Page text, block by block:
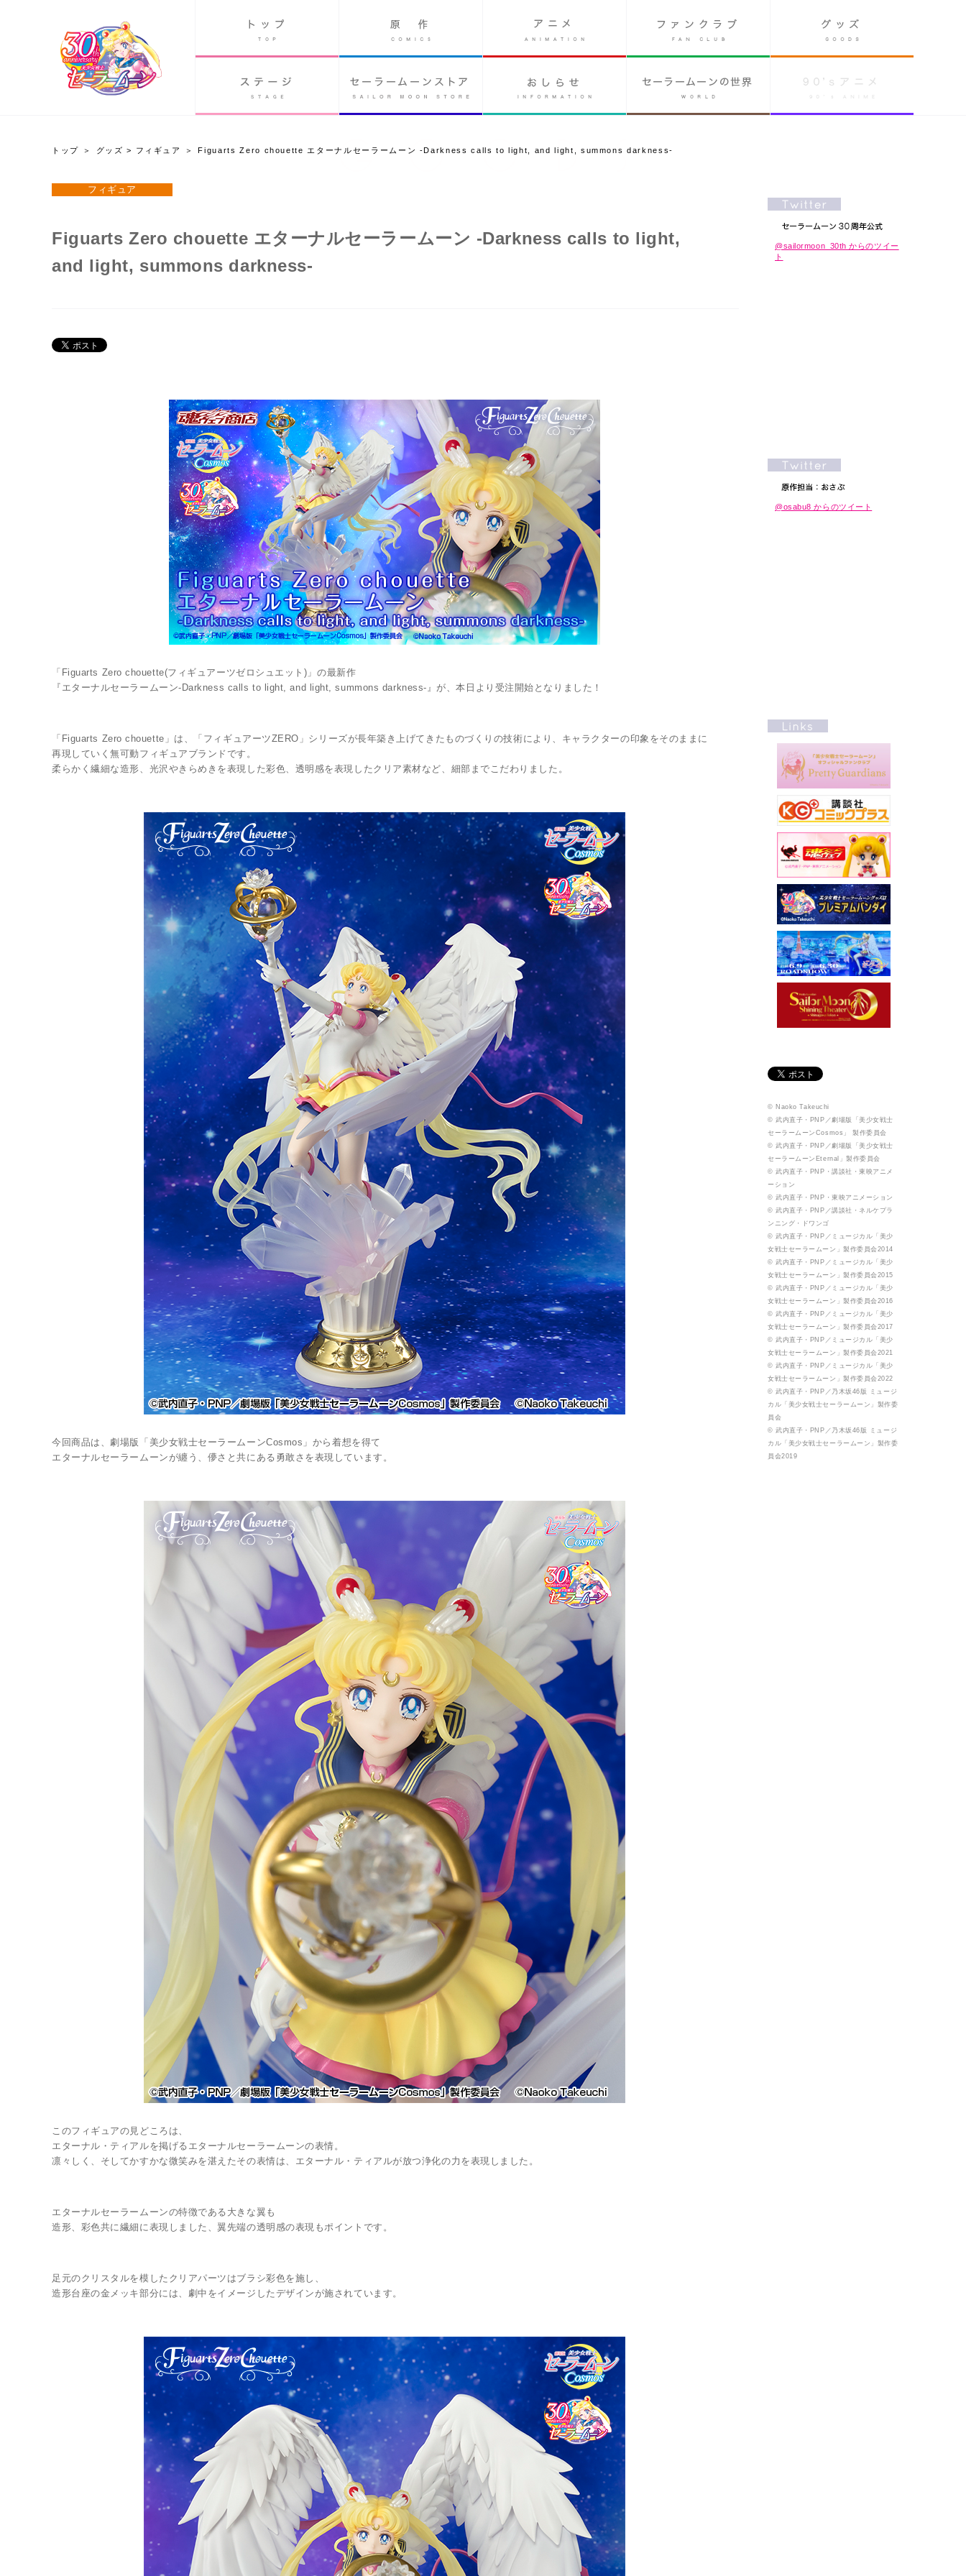
90's アニメPAST ANIME
トップ グッズ > フィギュア Figuarts Zero chouette エターナルセーラームーン -Darkness calls to light, and light, summons darkness-
フィギュア
Figuarts Zero chouette エターナルセーラームーン -Darkness calls to light,
and light, summons darkness-
「Figuarts Zero chouette(フィギュアーツゼロシュエット)」の最新作
『エターナルセーラームーン-Darkness calls to light, and light, summons darkness-』が、本日より受注開始となりました！
「Figuarts Zero chouette」は、「フィギュアーツZERO」シリーズが長年築き上げてきたものづくりの技術により、キャラクターの印象をそのままに
再現していく無可動フィギュアブランドです。
柔らかく繊細な造形、光沢やきらめきを表現した彩色、透明感を表現したクリア素材など、細部までこだわりました。
今回商品は、劇場版「美少女戦士セーラームーンCosmos」から着想を得て
エターナルセーラームーンが纏う、儚さと共にある勇敢さを表現しています。
このフィギュアの見どころは、
エターナル・ティアルを掲げるエターナルセーラームーンの表情。
凛々しく、そしてかすかな微笑みを湛えたその表情は、エターナル・ティアルが放つ浄化の力を表現しました。
エターナルセーラームーンの特徴である大きな翼も
造形、彩色共に繊細に表現しました、翼先端の透明感の表現もポイントです。
足元のクリスタルを模したクリアパーツはブラシ彩色を施し、
造形台座の金メッキ部分には、劇中をイメージしたデザインが施されています。
@sailormoon_30th からのツイー
ト
Twitter 原作担当：おさぶ@osabu8
@osabu8 からのツイート
© Naoko Takeuchi
© 武内直子・PNP／劇場版「美少女戦士
セーラームーンCosmos」 製作委員会
© 武内直子・PNP／劇場版「美少女戦士
セーラームーンEternal」製作委員会
© 武内直子・PNP・講談社・東映アニメ
ーション
© 武内直子・PNP・東映アニメーション
© 武内直子・PNP／講談社・ネルケプラ
ンニング・ドワンゴ
© 武内直子・PNP／ミュージカル「美少
女戦士セーラームーン」製作委員会2014
© 武内直子・PNP／ミュージカル「美少
女戦士セーラームーン」製作委員会2015
© 武内直子・PNP／ミュージカル「美少
女戦士セーラームーン」製作委員会2016
© 武内直子・PNP／ミュージカル「美少
女戦士セーラームーン」製作委員会2017
© 武内直子・PNP／ミュージカル「美少
女戦士セーラームーン」製作委員会2021
© 武内直子・PNP／ミュージカル「美少
女戦士セーラームーン」製作委員会2022
© 武内直子・PNP／乃木坂46版 ミュージ
カル「美少女戦士セーラームーン」製作委
員会
© 武内直子・PNP／乃木坂46版 ミュージ
カル「美少女戦士セーラームーン」製作委
員会2019